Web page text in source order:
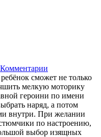
Комментарии
сможет не только
мелкую моторику
героини по имени
наряд, а потом
внутри. При желании
по настроению,
выбор изящных